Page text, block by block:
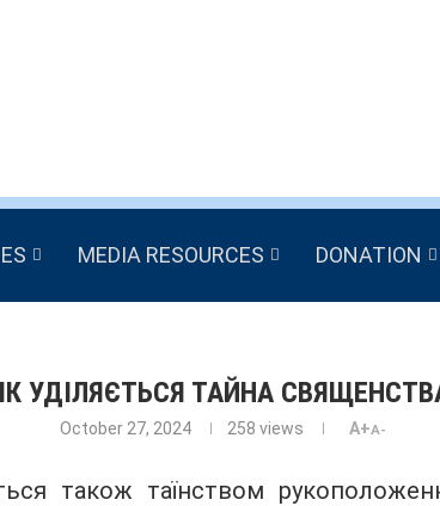
MEDIA RESOURCES DONATION
УДІЛЯЄТЬСЯ ТАЙНА
October 27, 2024 258 views A+A-
також таїнством